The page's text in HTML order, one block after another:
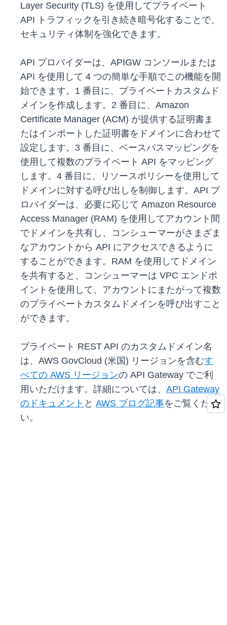
Layer Security (TLS) を使用してプライベート
API トラフィックを引き続き暗号化することで、
セキュリティ体制を強化できます。
API プロバイダーは、APIGW コンソールまたは
API を使用して 4 つの簡単な手順でこの機能を開
始できます。1 番目に、プライベートカスタムド
メインを作成します。2 番目に、Amazon
Certificate Manager (ACM) が提供する証明書ま
たはインポートした証明書をドメインに合わせて
設定します。3 番目に、ベースパスマッピングを
使用して複数のプライベート API をマッピング
します。4 番目に、リソースポリシーを使用して
ドメインに対する呼び出しを制御します。API プ
ロバイダーは、必要に応じて Amazon Resource
Access Manager (RAM) を使用してアカウント間
でドメインを共有し、コンシューマーがさまざま
なアカウントから API にアクセスできるように
することができます。RAM を使用してドメイン
を共有すると、コンシューマーは VPC エンドポ
イントを使用して、アカウントにまたがって複数
のプライベートカスタムドメインを呼び出すこと
ができます。
プライベート REST API のカスタムドメイン名
は、AWS GovCloud (米国) リージョンを含むす
べての AWS リージョンの API Gateway でご利
用いただけます。詳細については、 API Gateway
のドキュメント と AWS ブログ記事をご覧くださ
い。